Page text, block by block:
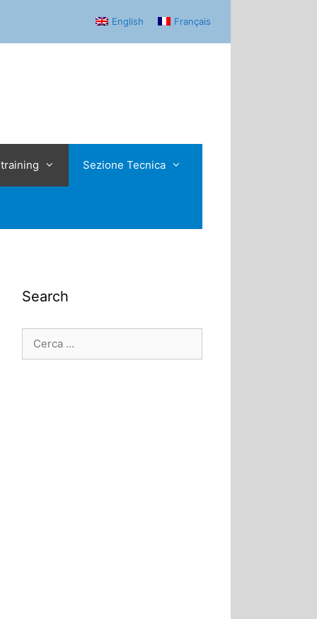
English Français
Sezione Tecnica
Search